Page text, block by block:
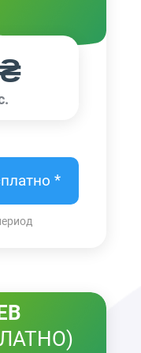
*